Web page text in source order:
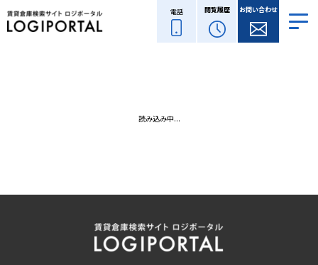
電話 閲覧履歴 お問い合わせ
読み込み中...